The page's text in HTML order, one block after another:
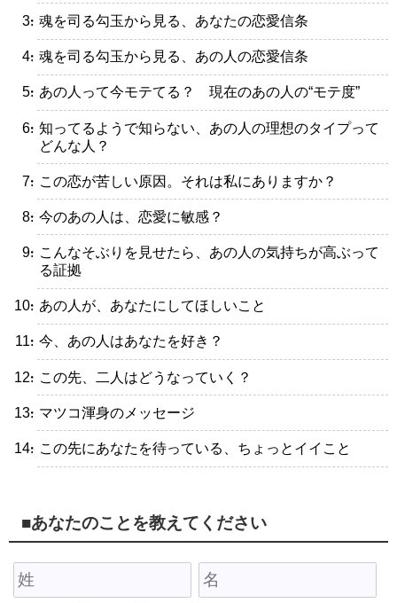
・魂を司る勾玉から見る、あなたの恋愛信条
・魂を司る勾玉から見る、あの人の恋愛信条
・あの人って今モテてる？ 現在のあの人の“モテ度”
・知ってるようで知らない、あの人の理想のタイプって
どんな人？
・この恋が苦しい原因。それは私にありますか？
・今のあの人は、恋愛に敏感？
・こんなそぶりを見せたら、あの人の気持ちが高ぶって
る証拠
・あの人が、あなたにしてほしいこと
・今、あの人はあなたを好き？
・この先、二人はどうなっていく？
・マツコ渾身のメッセージ
・この先にあなたを待っている、ちょっとイイこと
■あなたのことを教えてください